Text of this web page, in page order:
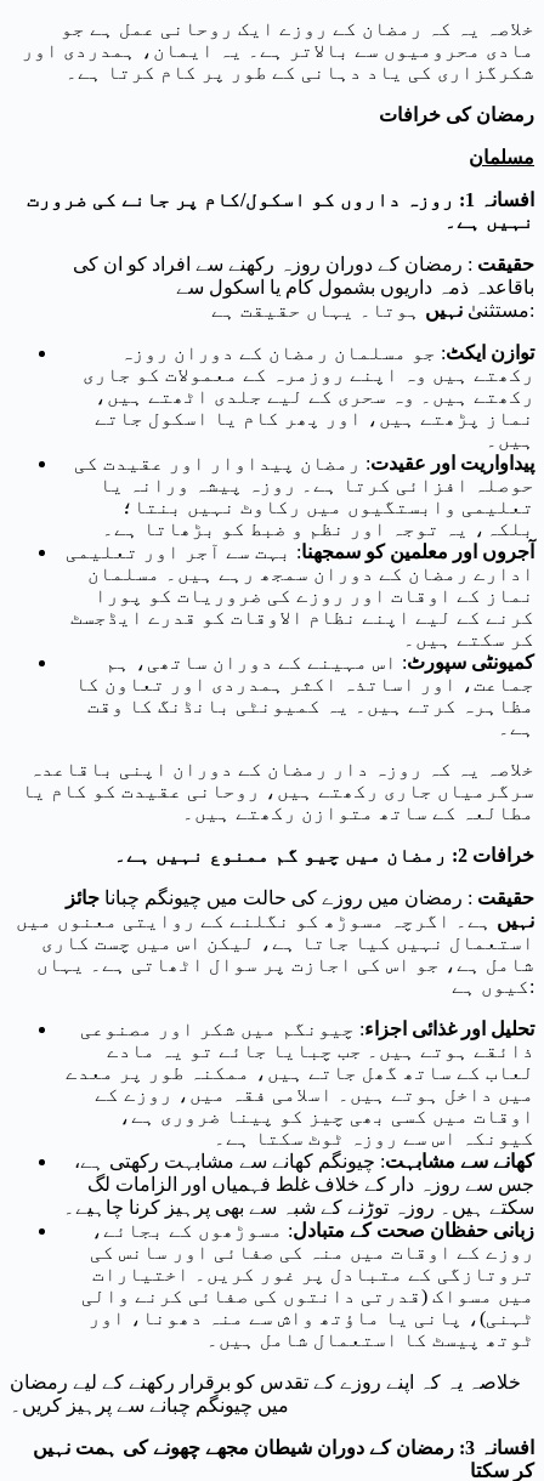
خلاصہ یہ کہ رمضان کے روزے ایک روحانی عمل ہے جو
مادی محرومیوں سے بالاتر ہے۔ یہ ایمان، ہمدردی اور
شکرگزاری کی یاد دہانی کے طور پر کام کرتا ہے۔
رمضان کی خرافات
مسلمان
افسانہ 1: روزہ داروں کو اسکول/کام پر جانے کی ضرورت
نہیں ہے۔
حقیقت : رمضان کے دوران روزہ رکھنے سے افراد کو ان کی
باقاعدہ ذمہ داریوں بشمول کام یا اسکول سے
مستثنیٰ نہیں ہوتا۔ یہاں حقیقت ہے:
توازن ایکٹ: جو مسلمان رمضان کے دوران روزہ
رکھتے ہیں وہ اپنے روزمرہ کے معمولات کو جاری
رکھتے ہیں۔ وہ سحری کے لیے جلدی اٹھتے ہیں،
نماز پڑھتے ہیں، اور پھر کام یا اسکول جاتے
ہیں۔
پیداواریت اور عقیدت: رمضان پیداوار اور عقیدت کی
حوصلہ افزائی کرتا ہے۔ روزہ پیشہ ورانہ یا
تعلیمی وابستگیوں میں رکاوٹ نہیں بنتا؛
بلکہ، یہ توجہ اور نظم و ضبط کو بڑھاتا ہے۔
آجروں اور معلمین کو سمجھنا: بہت سے آجر اور تعلیمی
ادارے رمضان کے دوران سمجھ رہے ہیں۔ مسلمان
نماز کے اوقات اور روزے کی ضروریات کو پورا
کرنے کے لیے اپنے نظام الاوقات کو قدرے ایڈجسٹ
کر سکتے ہیں۔
کمیونٹی سپورٹ: اس مہینے کے دوران ساتھی، ہم
جماعت، اور اساتذہ اکثر ہمدردی اور تعاون کا
مظاہرہ کرتے ہیں۔ یہ کمیونٹی بانڈنگ کا وقت
ہے۔
خلاصہ یہ کہ روزہ دار رمضان کے دوران اپنی باقاعدہ
سرگرمیاں جاری رکھتے ہیں، روحانی عقیدت کو کام یا
مطالعہ کے ساتھ متوازن رکھتے ہیں۔
خرافات 2: رمضان میں چیو گم ممنوع نہیں ہے۔
حقیقت : رمضان میں روزے کی حالت میں چیونگم چبانا جائز
نہیں ہے۔ اگرچہ مسوڑھ کو نگلنے کے روایتی معنوں میں
استعمال نہیں کیا جاتا ہے، لیکن اس میں چست کاری
شامل ہے، جو اس کی اجازت پر سوال اٹھاتی ہے۔ یہاں
کیوں ہے:
تحلیل اور غذائی اجزاء: چیونگم میں شکر اور مصنوعی
ذائقے ہوتے ہیں۔ جب چبایا جائے تو یہ مادے
لعاب کے ساتھ گھل جاتے ہیں، ممکنہ طور پر معدے
میں داخل ہوتے ہیں۔ اسلامی فقہ میں، روزے کے
اوقات میں کسی بھی چیز کو پینا ضروری ہے،
کیونکہ اس سے روزہ ٹوٹ سکتا ہے۔
کھانے سے مشابہت: چیونگم کھانے سے مشابہت رکھتی ہے،
جس سے روزہ دار کے خلاف غلط فہمیاں اور الزامات لگ
سکتے ہیں۔ روزہ توڑنے کے شبہ سے بھی پرہیز کرنا چاہیے۔
زبانی حفظان صحت کے متبادل: مسوڑھوں کے بجائے،
روزے کے اوقات میں منہ کی صفائی اور سانس کی
تروتازگی کے متبادل پر غور کریں۔ اختیارات
میں مسواک (قدرتی دانتوں کی صفائی کرنے والی
ٹہنی)، پانی یا ماؤتھ واش سے منہ دھونا، اور
ٹوتھ پیسٹ کا استعمال شامل ہیں۔
خلاصہ یہ کہ اپنے روزے کے تقدس کو برقرار رکھنے کے لیے رمضان
میں چیونگم چبانے سے پرہیز کریں۔
افسانہ 3: رمضان کے دوران شیطان مجھے چھونے کی ہمت نہیں
کر سکتا